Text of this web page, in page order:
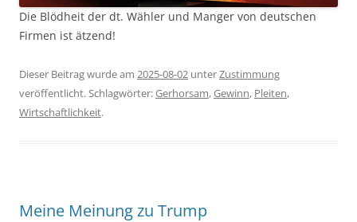
Die Blödheit der dt. Wähler und Manger von deutschen
Firmen ist ätzend!
Dieser Beitrag wurde am 2025-08-02 unterZustimmung
veröffentlicht. Schlagwörter:Gerhorsam,Gewinn, Pleiten,
Wirtschaftlichkeit.
Meine Meinung zu Trump